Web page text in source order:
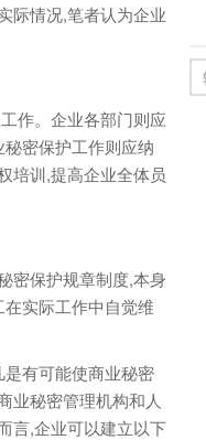
际情况,笔者认为企业
作。企业各部门则应
密保护工作则应纳
培训,提高企业全体员
密保护规章制度,本身
实际工作中自觉维
有可能使商业秘密
业秘密管理机构和人
言,企业可以建立以下